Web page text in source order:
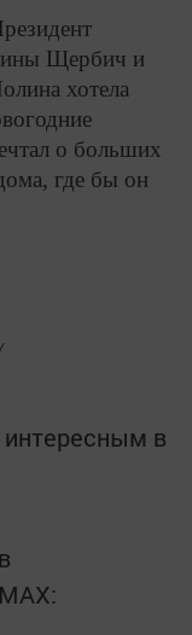
Щербич и
хотела
о больших
где бы он
в